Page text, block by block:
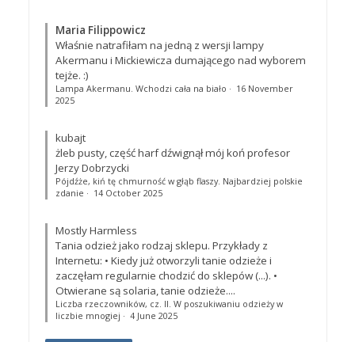
Maria Filippowicz
Właśnie natrafiłam na jedną z wersji lampy
Akermanu i Mickiewicza dumającego nad wyborem
tejże. :)
Lampa Akermanu. Wchodzi cała na biało · 16 November
2025
kubajt
żleb pusty, część harf dźwignął mój koń profesor
Jerzy Dobrzycki
Pójdźże, kiń tę chmurność w głąb flaszy. Najbardziej polskie
zdanie · 14 October 2025
Mostly Harmless
Tania odzież jako rodzaj sklepu. Przykłady z
Internetu: • Kiedy już otworzyli tanie odzieże i
zaczęłam regularnie chodzić do sklepów (...). •
Otwierane są solaria, tanie odzieże....
Liczba rzeczowników, cz. II. W poszukiwaniu odzieży w
liczbie mnogiej · 4 June 2025